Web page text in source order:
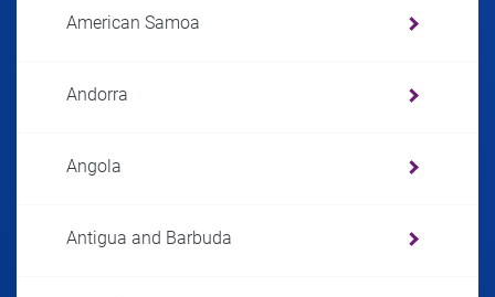
American Samoa
Andorra
Angola
Antigua and Barbuda